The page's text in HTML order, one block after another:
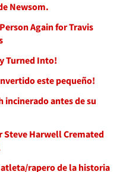
Newsom.
Again for Travis
Turned Into!
este pequeño!
incinerado antes de su
Steve Harwell Cremated
rapero de la historia